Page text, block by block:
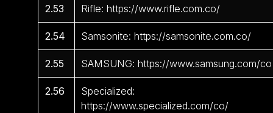
2.53 Rifle: https://www.rifle.com.co/
2.54 Samsonite: https://samsonite.com.co/
2.55 SAMSUNG: https://www.samsung.com/co
2.56
Specialized:
https://www.specialized.com/co/